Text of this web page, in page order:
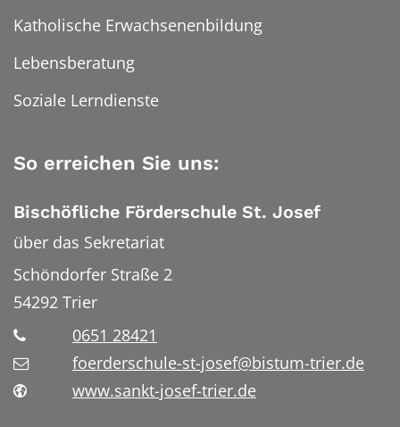
Katholische Erwachsenenbildung
Lebensberatung
Soziale Lerndienste
So erreichen Sie uns:
Bischöfliche Förderschule St. Josef
über das Sekretariat
Schöndorfer Straße 2
54292 Trier
0651 28421
foerderschule-st-josef@bistum-trier.de
www.sankt-josef-trier.de